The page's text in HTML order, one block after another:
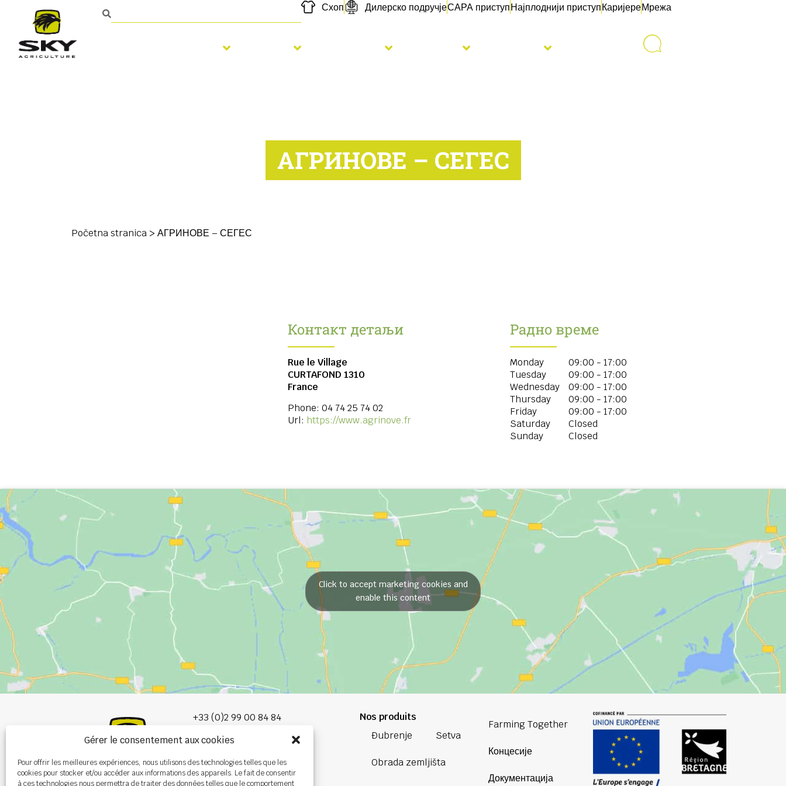
Gérer le consentement aux cookies
Pour offrir les meilleures expériences, nous utilisons des technologies telles que les
cookies pour stocker et/ou accéder aux informations des appareils. Le fait de consentir
à ces technologies nous permettra de traiter des données telles que le comportement
Схоп Дилерско подручјеСАРА приступНајплоднији приступКаријереМрежа
АГРИНОВЕ – СЕГЕС
Početna stranica > АГРИНОВЕ – СЕГЕС
Контакт детаљи
Rue le Village
CURTAFOND 1310
France
Phone: 04 74 25 74 02
Url: https://www.agrinove.fr
Радно време
Monday
09:00 - 17:00
Tuesday
09:00 - 17:00
Wednesday
09:00 - 17:00
Thursday
09:00 - 17:00
Friday
09:00 - 17:00
Saturday
Closed
Sunday
Closed
Click to accept marketing cookies and
enable this content
+33 (0)2 99 00 84 84
info@burel-group.com
Les Portes de Bretagne
P.A. de la Gaultière,
Nos produits
Đubrenje
Setva
Obrada zemljišta
Farming Together
Концесије
Документација